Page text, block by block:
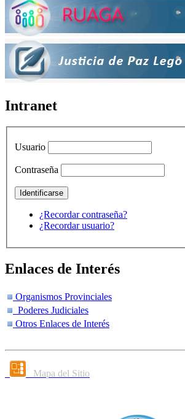
Intranet
Usuario
Contraseña
¿Recordar contraseña?
¿Recordar usuario?
Enlaces de Interés
Organismos Provinciales
Poderes Judiciales
Otros Enlaces de Interés
Mapa del Sitio